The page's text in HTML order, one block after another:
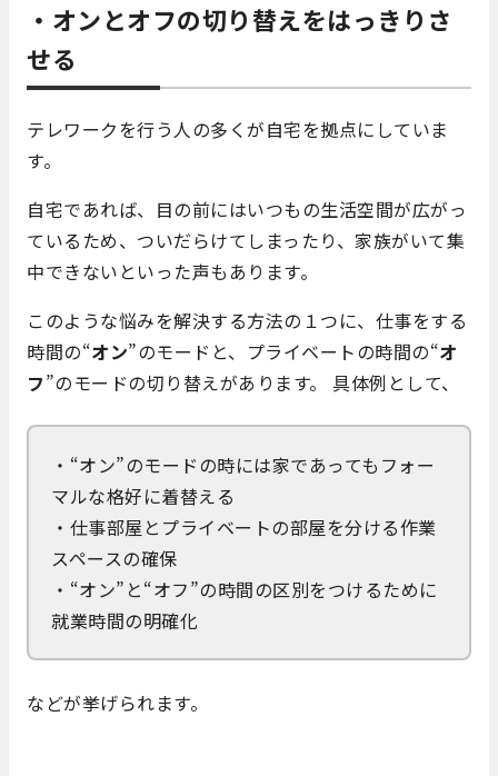
・オンとオフの切り替えをはっきりさ
せる
テレワークを行う人の多くが自宅を拠点にしていま
す。
自宅であれば、目の前にはいつもの生活空間が広がっ
ているため、ついだらけてしまったり、家族がいて集
中できないといった声もあります。
このような悩みを解決する方法の１つに、仕事をする
時間の“オン”のモードと、プライベートの時間の“オ
フ”のモードの切り替えがあります。 具体例として、
・“オン”のモードの時には家であってもフォー
マルな格好に着替える
・仕事部屋とプライベートの部屋を分ける作業
スペースの確保
・“オン”と“オフ”の時間の区別をつけるために
就業時間の明確化
などが挙げられます。